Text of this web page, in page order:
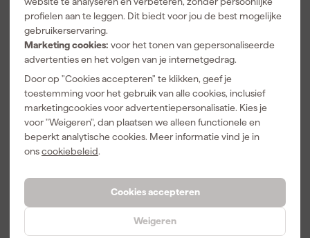
profielen aan te leggen. Dit biedt voor jou de best mogelijke
gebruikerservaring.
Marketing cookies: voor het tonen van gepersonaliseerde
advertenties en het volgen van je internetgedrag.
Door op "Cookies accepteren" te klikken, geef je
toestemming voor het gebruik van alle cookies, inclusief
marketingcookies voor advertentiepersonalisatie. Kies je
voor "Weigeren", dan plaatsen we alleen functionele en
beperkt analytische cookies. Meer informatie vind je in
onscookiebeleid.
Cookies accepteren
Weigeren
Fit-to-Fix
Schuurschijf -
P220 - rond
150mm (50st)
Morgen
bezorgd
21
Zinsser Multi-
Surface
Ontvetter &
ReinigerSpray
Morgen
incl. BTW